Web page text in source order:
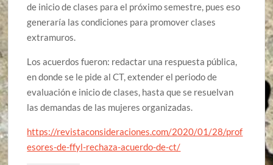
de inicio de clases para el próximo semestre, pues eso
generaría las condiciones para promover clases
extramuros.
Los acuerdos fueron: redactar una respuesta pública,
en donde se le pide al CT, extender el periodo de
evaluación e inicio de clases, hasta que se resuelvan
las demandas de las mujeres organizadas.
https://revistaconsideraciones.com/2020/01/28/prof
esores-de-ffyl-rechaza-acuerdo-de-ct/